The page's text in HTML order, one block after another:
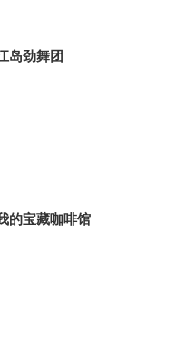
岛劲舞团
的宝藏咖啡馆